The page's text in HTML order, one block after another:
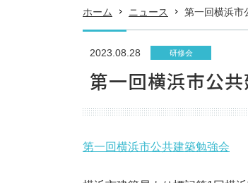
ホーム ニュース 第一回横浜市
2023.08.28 研修会
第一回横浜市公
第一回横浜市公共建築勉強会